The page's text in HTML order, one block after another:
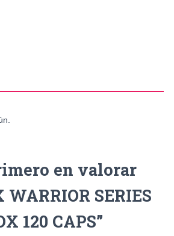
en valorar
WARRIOR SERIES
120 CAPS”